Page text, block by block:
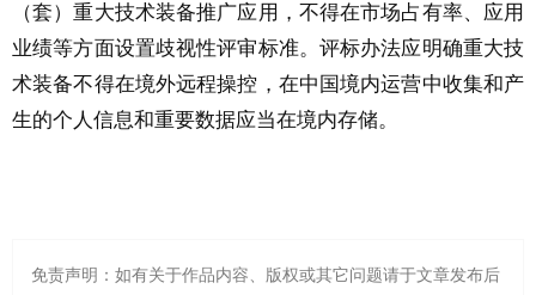
（套）重大技术装备推广应用，不得在市场占有率、应用
业绩等方面设置歧视性评审标准。评标办法应明确重大技
术装备不得在境外远程操控，在中国境内运营中收集和产
生的个人信息和重要数据应当在境内存储。
免责声明：如有关于作品内容、版权或其它问题请于文章发布后